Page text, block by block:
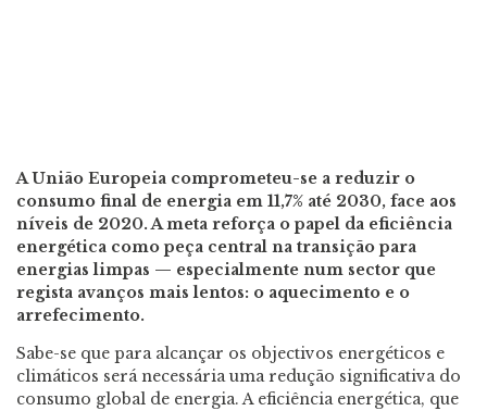
A União Europeia comprometeu-se a reduzir o
consumo final de energia em 11,7% até 2030, face aos
níveis de 2020. A meta reforça o papel da eficiência
energética como peça central na transição para
energias limpas — especialmente num sector que
regista avanços mais lentos: o aquecimento e o
arrefecimento.
Sabe-se que para alcançar os objectivos energéticos e
climáticos será necessária uma redução significativa do
consumo global de energia. A eficiência energética, que